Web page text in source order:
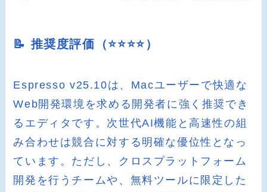
📝 推奨度評価（⭐️⭐️⭐️⭐️）
Espresso v25.10は、Macユーザーで快適な
Web開発環境を求める開発者に強く推奨でき
るエディタです。次世代AI機能と高速性の組
み合わせは競合に対する明確な優位性となっ
ています。ただし、クロスプラットフォーム
開発を行うチームや、無料ツールに限定した